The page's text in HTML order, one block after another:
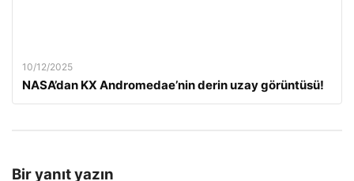
10/12/2025
NASA’dan KX Andromedae’nin derin uzay görüntüsü!
Bir yanıt yazın